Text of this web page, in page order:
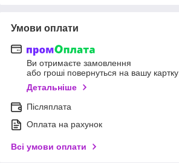
Умови оплати
Ви отримаєте замовлення
або гроші повернуться на вашу картку
Детальніше
Післяплата
Оплата на рахунок
Всі умови оплати